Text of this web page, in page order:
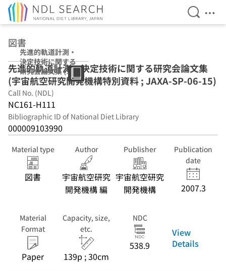
Open
図書
先進的軌道計測・
決定技術に関する
研究会論文集 (宇
宙航空研究開発機
構特別資料 ;
JAXA-SP-06-15)
先進的軌道計測・決定技術に関する研究会論文集
(宇宙航空研究開発機構特別資料 ; JAXA-SP-06-15)
Call No. (NDL)
NC161-H111
Bibliographic ID of National Diet Library
000009103990
Material type
図書
Author
宇宙航空研究
開発機構 編
Publisher
宇宙航空研究
開発機構
Publication
date
2007.3
Material
Format
Paper
Capacity, size,
etc.
139p ; 30cm
NDC
538.9
View
Details